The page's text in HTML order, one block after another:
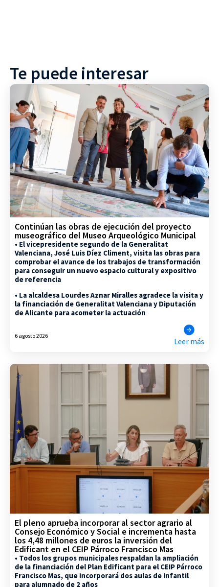
Te puede interesar
Continúan las obras de ejecución del proyecto
museográfico del Museo Arqueológico Municipal
• El vicepresidente segundo de la Generalitat
Valenciana, José Luis Díez Climent, visita las obras para
comprobar el avance de los trabajos de transformación
para conseguir un nuevo espacio cultural y expositivo
de referencia
• La alcaldesa Lourdes Aznar Miralles agradece la visita y
la financiación de Generalitat Valenciana y Diputación
de Alicante para acometer la actuación
6 agosto 2026
Leer más
El pleno aprueba incorporar al sector agrario al
Consejo Económico y Social e incrementa hasta
los 4,48 millones de euros la inversión del
Edificant en el CEIP Párroco Francisco Mas
• Todos los grupos municipales respaldan la ampliación
de la financiación del Plan Edificant para el CEIP Párroco
Francisco Mas, que incorporará dos aulas de Infantil
para alumnado de 2 años